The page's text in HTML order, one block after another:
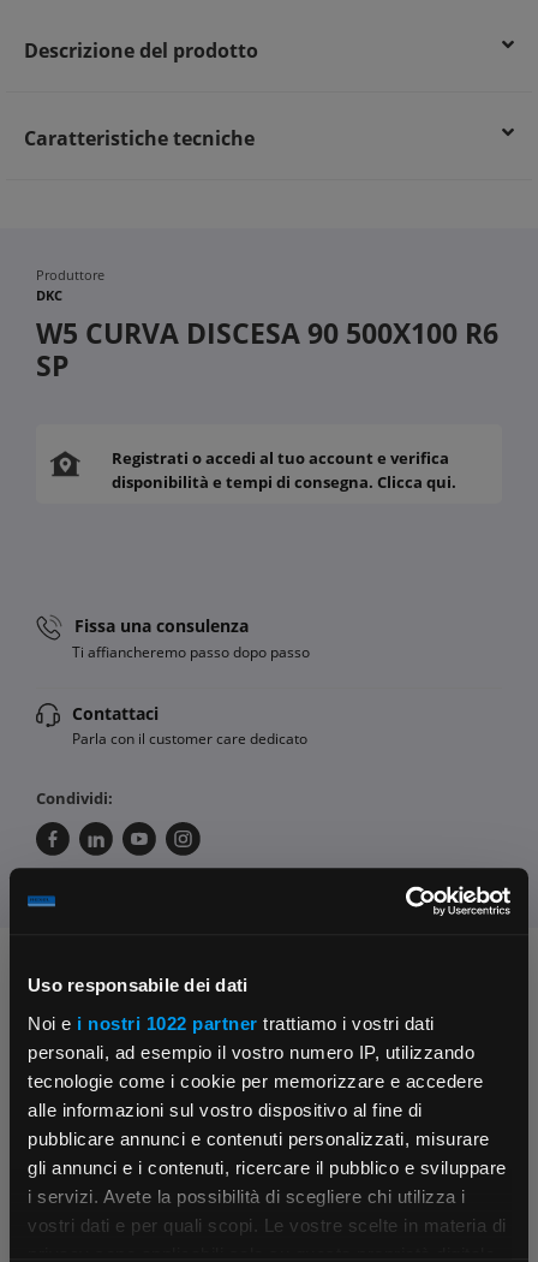
Uso responsabile dei dati
Noi e i nostri 1022 partner trattiamo i vostri dati
personali, ad esempio il vostro numero IP, utilizzando
tecnologie come i cookie per memorizzare e accedere
alle informazioni sul vostro dispositivo al fine di
pubblicare annunci e contenuti personalizzati, misurare
gli annunci e i contenuti, ricercare il pubblico e sviluppare
i servizi. Avete la possibilità di scegliere chi utilizza i
vostri dati e per quali scopi. Le vostre scelte in materia di
×
Descrizione del prodotto
Caratteristiche tecniche
Produttore
DKC
W5 CURVA DISCESA 90 500X100 R6
SP
Registrati o accedi al tuo account e verifica
disponibilità e tempi di consegna. Clicca qui.
Fissa una consulenza
Ti affiancheremo passo dopo passo
Contattaci
Parla con il customer care dedicato
Condividi:
Chiedi ai nostri tecnici
Contattaci Fissa una consulenza